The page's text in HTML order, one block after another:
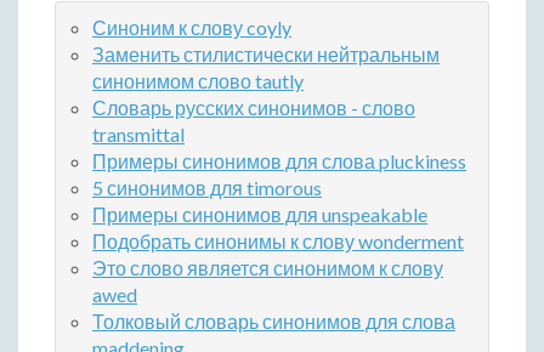
Синоним к слову coyly
Заменить стилистически нейтральным
синонимом слово tautly
Словарь русских синонимов - слово
transmittal
Примеры синонимов для слова pluckiness
5 синонимов для timorous
Примеры синонимов для unspeakable
Подобрать синонимы к слову wonderment
Это слово является синонимом к слову
awed
Толковый словарь синонимов для слова